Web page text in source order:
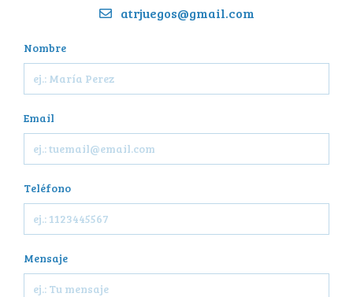
atrjuegos@gmail.com
Nombre
Email
Teléfono
Mensaje